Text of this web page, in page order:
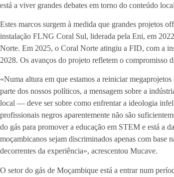
está a viver grandes debates em torno do conteúdo
Estes marcos surgem à medida que grandes projetos
instalação FLNG Coral Sul, liderada pela Eni, em
Norte. Em 2025, o Coral Norte atingiu a FID, com a
2028. Os avanços do projeto refletem o compromisso
«Numa altura em que estamos a reiniciar
parte dos nossos políticos, a mensagem sobre a
local — deve ser sobre como enfrentar a ideologia
profissionais negros aparentemente não são
do gás para promover a educação em STEM e está a
moçambicanos sejam discriminados apenas com base
decorrentes da experiência», acrescentou Mucave.
O setor do gás de Moçambique está a entrar num